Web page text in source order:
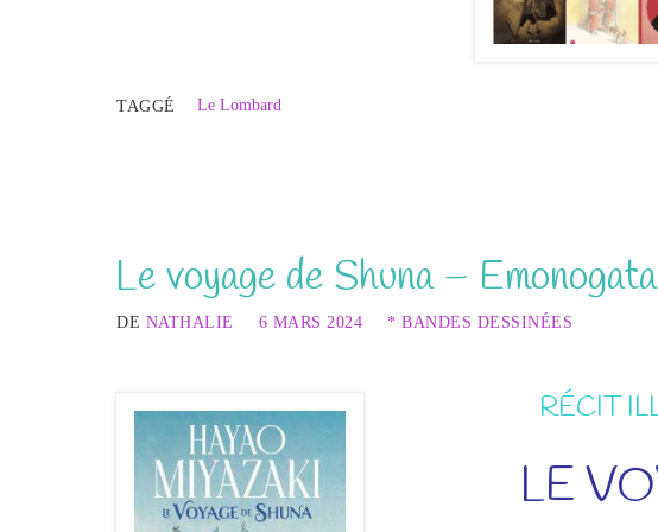
TAGGÉ Le Lombard
Le voyage de Shuna –
DE NATHALIE 6 MARS 2024 * BANDES DESSINÉES
RÉCIT
LE